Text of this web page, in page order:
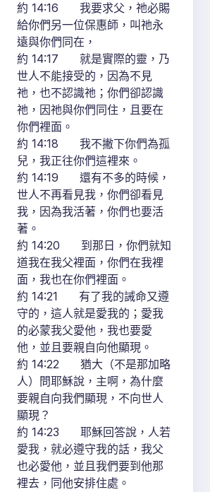
約 14:16 我要求父，祂必賜
給你們另一位保惠師，叫祂永
遠與你們同在，
約 14:17 就是實際的靈，乃
世人不能接受的，因為不見
祂，也不認識祂；你們卻認識
祂，因祂與你們同住，且要在
你們裡面。
約 14:18 我不撇下你們為孤
兒，我正往你們這裡來。
約 14:19 還有不多的時候，
世人不再看見我，你們卻看見
我，因為我活著，你們也要活
著。
約 14:20 到那日，你們就知
道我在我父裡面，你們在我裡
面，我也在你們裡面。
約 14:21 有了我的誡命又遵
守的，這人就是愛我的；愛我
的必蒙我父愛他，我也要愛
他，並且要親自向他顯現。
約 14:22 猶大（不是那加略
人）問耶穌說，主啊，為什麼
要親自向我們顯現，不向世人
顯現？
約 14:23 耶穌回答說，人若
愛我，就必遵守我的話，我父
也必愛他，並且我們要到他那
裡去，同他安排住處。